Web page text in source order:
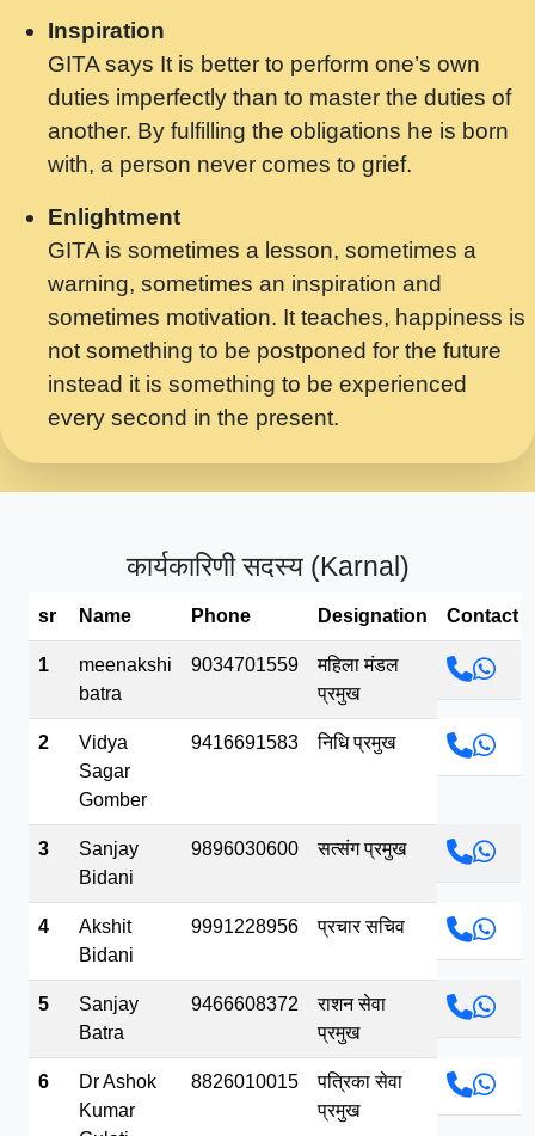
Saawariya.mp3
मर गनय न अपरध लडडल शर रध.... Shri
ravinandan shastri ji maharaj.mp3
मेरे मन हरी का ध्यान लगा - भजन भाव - 2018 -
Rishikesh - Swami Gyananand Ji
Maharaj.mp3
यह हसरत तलब ह नकज कमर Yahi Hasraten
Talab Hai Bhav Pravah #bhajan.mp3
लडल ज बल ल क ज न लग Sadhvi Purnima Ji
7.9.2021 जवल नगर दलल #बसर.mp3
सख भ मझ पयर ह दख भ मझ पयर ह!छड म कस दत
सपरहट भजन 2021 - तर अखय ह जद भर बहर ज म
सपरहट शयम भजन - जय जय शयम जय जय शयम
भव.mp3
Inspiration
GITA says It is better to perform one’s own
duties imperfectly than to master the duties of
another. By fulfilling the obligations he is born
with, a person never comes to grief.
Enlightment
GITA is sometimes a lesson, sometimes a
warning, sometimes an inspiration and
sometimes motivation. It teaches, happiness is
not something to be postponed for the future
instead it is something to be experienced
every second in the present.
कार्यकारिणी सदस्य (Karnal)
sr Name Phone Designation Contact
1
meenakshi
batra
9034701559
महिला मंडल
प्रमुख
2
Vidya
Sagar
Gomber
9416691583 निधि प्रमुख
3
Sanjay
Bidani
9896030600 सत्संग प्रमुख
4
Akshit
Bidani
9991228956 प्रचार सचिव
5
Sanjay
Batra
9466608372
राशन सेवा
प्रमुख
6
Dr Ashok
Kumar
8826010015
पत्रिका सेवा
प्रमुख